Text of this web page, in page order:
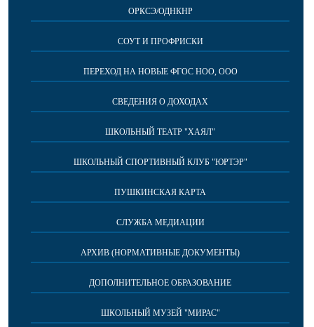
ОРКСЭ/ОДНКНР
СОУТ И ПРОФРИСКИ
ПЕРЕХОД НА НОВЫЕ ФГОС НОО, ООО
СВЕДЕНИЯ О ДОХОДАХ
ШКОЛЬНЫЙ ТЕАТР "ХАЯЛ"
ШКОЛЬНЫЙ СПОРТИВНЫЙ КЛУБ "ЮРТЭР"
ПУШКИНСКАЯ КАРТА
СЛУЖБА МЕДИАЦИИ
АРХИВ (НОРМАТИВНЫЕ ДОКУМЕНТЫ)
ДОПОЛНИТЕЛЬНОЕ ОБРАЗОВАНИЕ
ШКОЛЬНЫЙ МУЗЕЙ "МИРАС"